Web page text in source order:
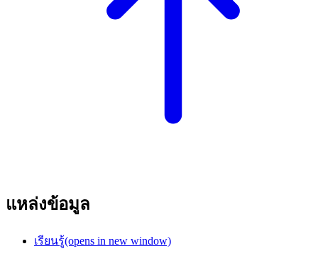
แหล่งข้อมูล
เรียนรู้(opens in new window)